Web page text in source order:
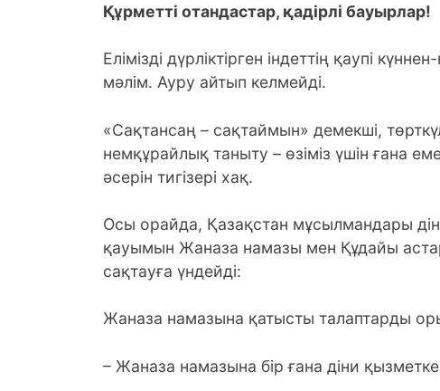
Құрметті отандастар, қадірлі бауырлар!
Елімізді дүрліктірген індеттің қаупі
мәлім. Ауру айтып келмейді.
«Сақтансаң – сақтаймын» демекші,
немқұрайлық таныту – өзіміз үшін ғана
әсерін тигізері хақ.
Осы орайда, Қазақстан мұсылмандары
қауымын Жаназа намазы мен Құдайы
сақтауға үндейді:
Жаназа намазына қатысты талаптарды
– Жаназа намазына бір ғана діни